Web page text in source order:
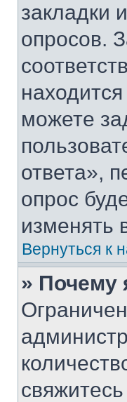
закладки
опросов.
можете
ответа»,
опрос
изменять
Вернуться к
» Почему